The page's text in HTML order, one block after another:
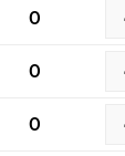
0
0
0